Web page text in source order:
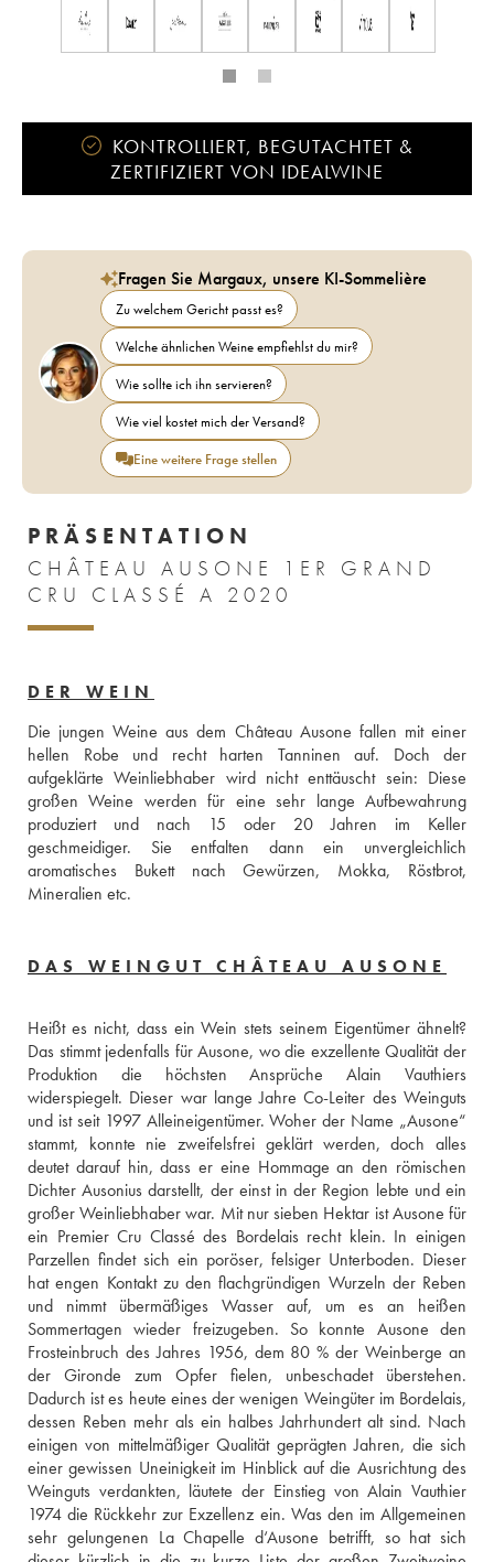
KONTROLLIERT, BEGUTACHTET &
ZERTIFIZIERT VON IDEALWINE
Fragen Sie Margaux, unsere KI-Sommelière
Zu welchem Gericht passt es?
Welche ähnlichen Weine empfiehlst du mir?
Wie sollte ich ihn servieren?
Wie viel kostet mich der Versand?
Eine weitere Frage stellen
PRÄSENTATION
CHÂTEAU AUSONE 1ER GRAND
CRU CLASSÉ A 2020
DER WEIN
Die jungen Weine aus dem Château Ausone fallen mit einer
hellen Robe und recht harten Tanninen auf. Doch der
aufgeklärte Weinliebhaber wird nicht enttäuscht sein: Diese
großen Weine werden für eine sehr lange Aufbewahrung
produziert und nach 15 oder 20 Jahren im Keller
geschmeidiger. Sie entfalten dann ein unvergleichlich
aromatisches Bukett nach Gewürzen, Mokka, Röstbrot,
Mineralien etc.
DAS WEINGUT CHÂTEAU AUSONE
Heißt es nicht, dass ein Wein stets seinem Eigentümer ähnelt?
Das stimmt jedenfalls für Ausone, wo die exzellente Qualität der
Produktion die höchsten Ansprüche Alain Vauthiers
widerspiegelt. Dieser war lange Jahre Co-Leiter des Weinguts
und ist seit 1997 Alleineigentümer. Woher der Name „Ausone“
stammt, konnte nie zweifelsfrei geklärt werden, doch alles
deutet darauf hin, dass er eine Hommage an den römischen
Dichter Ausonius darstellt, der einst in der Region lebte und ein
großer Weinliebhaber war. Mit nur sieben Hektar ist Ausone für
ein Premier Cru Classé des Bordelais recht klein. In einigen
Parzellen findet sich ein poröser, felsiger Unterboden. Dieser
hat engen Kontakt zu den flachgründigen Wurzeln der Reben
und nimmt übermäßiges Wasser auf, um es an heißen
Sommertagen wieder freizugeben. So konnte Ausone den
Frosteinbruch des Jahres 1956, dem 80 % der Weinberge an
der Gironde zum Opfer fielen, unbeschadet überstehen.
Dadurch ist es heute eines der wenigen Weingüter im Bordelais,
dessen Reben mehr als ein halbes Jahrhundert alt sind. Nach
einigen von mittelmäßiger Qualität geprägten Jahren, die sich
einer gewissen Uneinigkeit im Hinblick auf die Ausrichtung des
Weinguts verdankten, läutete der Einstieg von Alain Vauthier
1974 die Rückkehr zur Exzellenz ein. Was den im Allgemeinen
sehr gelungenen La Chapelle d‘Ausone betrifft, so hat sich